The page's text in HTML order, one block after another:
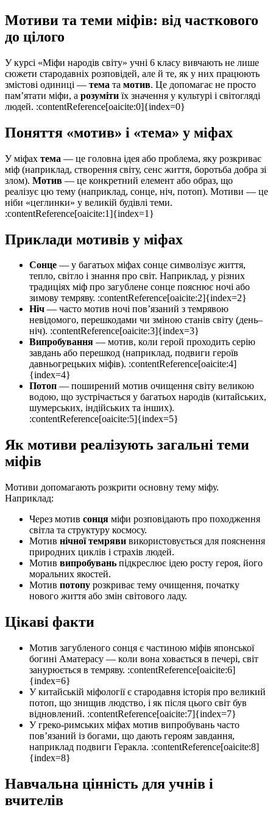
Мотиви та теми міфів: від часткового
до цілого
У курсі «Міфи народів світу» учні 6 класу вивчають не лише
сюжети стародавніх розповідей, але й те, як у них працюють
змістові одиниці — тема та мотив. Це допомагає не просто
пам’ятати міфи, а розуміти їх значення у культурі і світогляді
людей. :contentReference[oaicite:0]{index=0}
Поняття «мотив» і «тема» у міфах
У міфах тема — це головна ідея або проблема, яку розкриває
міф (наприклад, створення світу, сенс життя, боротьба добра зі
злом). Мотив — це конкретний елемент або образ, що
реалізує цю тему (наприклад, сонце, ніч, потоп). Мотиви — це
ніби «цеглинки» у великій будівлі теми.
:contentReference[oaicite:1]{index=1}
Приклади мотивів у міфах
Сонце — у багатьох міфах сонце символізує життя,
тепло, світло і знання про світ. Наприклад, у різних
традиціях міф про загублене сонце пояснює ночі або
зимову темряву. :contentReference[oaicite:2]{index=2}
Ніч — часто мотив ночі пов’язаний з темрявою
невідомого, перешкодами чи зміною станів світу (день–
ніч). :contentReference[oaicite:3]{index=3}
Випробування — мотив, коли герой проходить серію
завдань або перешкод (наприклад, подвиги героїв
давньогрецьких міфів). :contentReference[oaicite:4]
{index=4}
Потоп — поширений мотив очищення світу великою
водою, що зустрічається у багатьох народів (китайських,
шумерських, індійських та інших).
:contentReference[oaicite:5]{index=5}
Як мотиви реалізують загальні теми
міфів
Мотиви допомагають розкрити основну тему міфу.
Наприклад:
Через мотив сонця міфи розповідають про походження
світла та структуру космосу.
Мотив нічної темряви використовується для пояснення
природних циклів і страхів людей.
Мотив випробувань підкреслює ідею росту героя, його
моральних якостей.
Мотив потопу розкриває тему очищення, початку
нового життя або змін світового ладу.
Цікаві факти
Мотив загубленого сонця є частиною міфів японської
богині Аматерасу — коли вона ховається в печері, світ
занурюється в темряву. :contentReference[oaicite:6]
{index=6}
У китайській міфології є стародавня історія про великий
потоп, що знищив людство, і як після цього світ був
відновлений. :contentReference[oaicite:7]{index=7}
У греко‑римських міфах мотив випробувань часто
пов’язаний із богами, що дають героям завдання,
наприклад подвиги Геракла. :contentReference[oaicite:8]
{index=8}
Навчальна цінність для учнів і
вчителів